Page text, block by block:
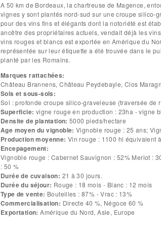
A 50 km de Bordeaux, la chartreuse de Magence,
vignes y sont plantés nord-sud sur une croupe silico-
pour des vins fins et élégants dont la notoriété est
ancêtre des propriétaires actuels, vendait déjà les
vins rouges et blancs est exportée en Amérique du
représentée sur leur étiquette a été trouvée dans le
planté par les Romains.
Marques rattachées:
Château Brannens, Château Peydebayle, Clos
Sols et sous-sols:
Sol : profonde croupe silico-graveleuse (traversée
Superficie: vigne rouge en production : 23ha - vigne
Densite de plantation:5000 pieds/hectare
Age moyen du vignoble:Vignoble rouge : 25 ans;
Production moyenne:
Encepagement:
Vignoble rouge : Cabernet Sauvignon : 52% Merlot : 30 % Cabernet franc : 18 %
: 50 %
Durée de cuvaison: 21 à 30 jours.
Durée du séjour: Rouge : 18 mois - Blanc : 12 mois
Type de vente: Bouteilles : 87% - Vrac : 13%
Commercialisation: Directe 40 %, Négoce 60 %
Exportation:Amérique du Nord, Asie, Europe